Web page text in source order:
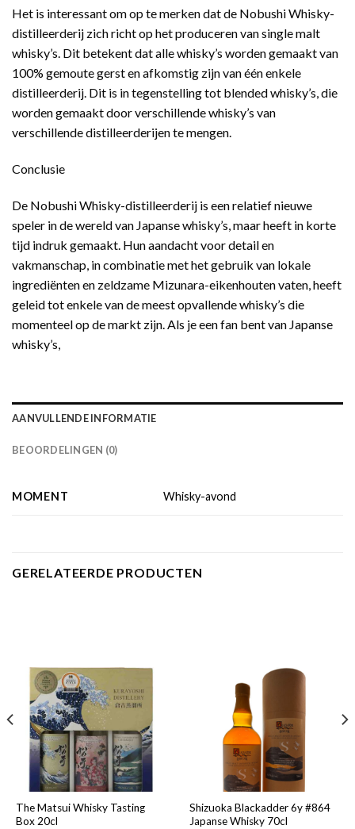
Het is interessant om op te merken dat de Nobushi Whisky-
distilleerderij zich richt op het produceren van single malt
whisky’s. Dit betekent dat alle whisky’s worden gemaakt van
100% gemoute gerst en afkomstig zijn van één enkele
distilleerderij. Dit is in tegenstelling tot blended whisky’s, die
worden gemaakt door verschillende whisky’s van
verschillende distilleerderijen te mengen.
Conclusie
De Nobushi Whisky-distilleerderij is een relatief nieuwe
speler in de wereld van Japanse whisky’s, maar heeft in korte
tijd indruk gemaakt. Hun aandacht voor detail en
vakmanschap, in combinatie met het gebruik van lokale
ingrediënten en zeldzame Mizunara-eikenhouten vaten, heeft
geleid tot enkele van de meest opvallende whisky’s die
momenteel op de markt zijn. Als je een fan bent van Japanse
whisky’s,
AANVULLENDE INFORMATIE
BEOORDELINGEN (0)
MOMENT Whisky-avond
GERELATEERDE PRODUCTEN
The Matsui Whisky Tasting
Box 20cl
Shizuoka Blackadder 6y #864
Japanse Whisky 70cl